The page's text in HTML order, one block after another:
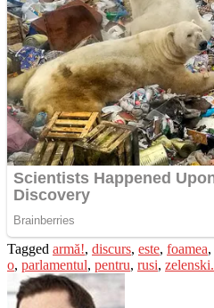
Tagged armă!, discurs, este, foamea,
o, parlamentul, pentru, rusi, zelenski.